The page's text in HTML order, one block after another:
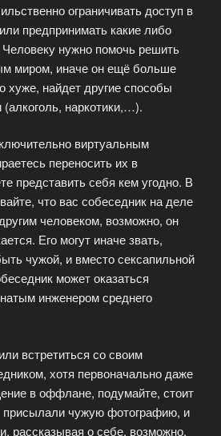
ограничивать доступ в
предпринимать какие либо
нужно помочь решить
миром, иначе он ещё больше
хуже, найдет другие способы
наркотики,…).
виртуальным
переносить их в
представить себя кем угодно. В
что вас собеседник на деле
человеком, возможно, он
Его могут иначе звать,
чужой, и вместо сексапильной
может оказаться
инженером среднего
встретиться со своим
хотя первоначально даже
в оффлане, подумайте, стоит
присылали чужую фотографию, и
рассказывая о себе, возможно,